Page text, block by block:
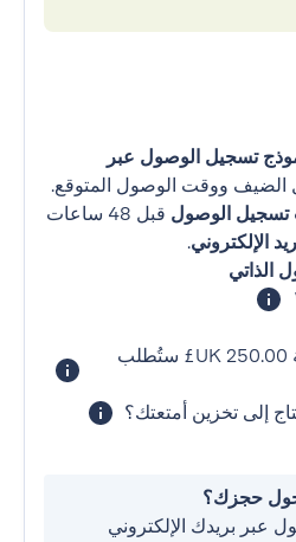
تسجيل الوصول عبر
الضيف ووقت الوصول المتوقع.
تسجيل الوصول
قبل 48 ساعات
الإلكتروني.
الذاتي
بقيمة ‏250.00 UK£ ستُطلب
إلى تخزين أمتعتك؟
حجزك؟
عبر بريدك الإلكتروني